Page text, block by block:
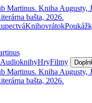
Knihovrátok
AudioknihyHryFilmy